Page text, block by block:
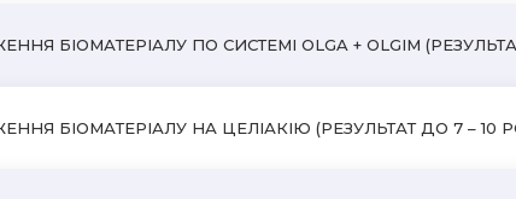
БІОМАТЕРІАЛУ ПО СИСТЕМІ OLGA + OLGIM
БІОМАТЕРІАЛУ НА ЦЕЛІАКІЮ (РЕЗУЛЬТАТ ДО 7 – 10